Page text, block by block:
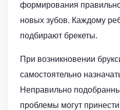
формирования
новых зубов. Каждому
подбирают брекеты.
При возникновении
самостоятельно
Неправильно
проблемы могут